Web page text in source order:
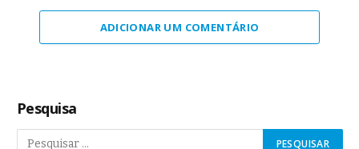
ADICIONAR UM COMENTÁRIO
Pesquisa